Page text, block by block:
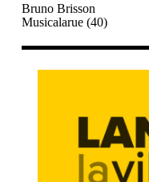
Bruno Brisson
Musicalarue (40)